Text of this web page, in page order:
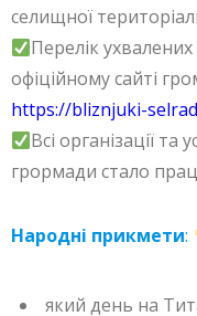
селищної
Перелік
офіційному сайті
https://bliznjuki-
Всі організації
грормади стало
Народні прикмети:
який день на